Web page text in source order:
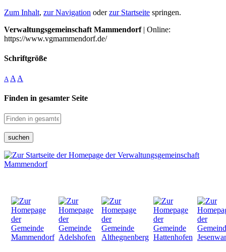
Zum Inhalt, zur Navigation oderzur Startseite springen.
Verwaltungsgemeinschaft Mammendorf| Online:
https://www.vgmammendorf.de/
Schriftgröße
A A A
Finden in gesamter Seite
suchen